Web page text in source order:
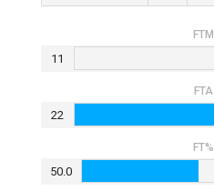
FTM
11
FTA
22
FT%
50.0